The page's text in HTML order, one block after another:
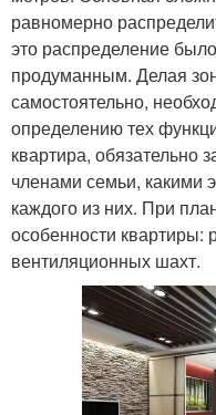
равномерно
это распределение
продуманным. Делая
самостоятельно,
определению тех
квартира, обязательно
членами семьи, какими
каждого из них. При
особенности квартиры:
вентиляционных шахт.